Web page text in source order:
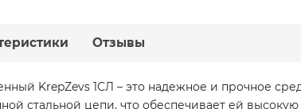
Отзывы
KrepZevs 1СЛ – это надежное и прочное
стальной цепи, что обеспечивает ей